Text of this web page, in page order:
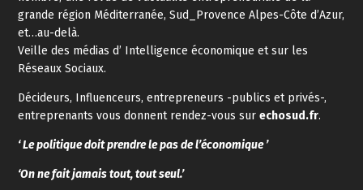
grande région Méditerranée, Sud_Provence Alpes-Côte d’Azur,
et…au-delà.
Veille des médias d’ Intelligence économique et sur les
Réseaux Sociaux.
Décideurs, Influenceurs, entrepreneurs -publics et privés-,
entreprenants vous donnent rendez-vous surechosud.fr.
‘ Le politique doit prendre le pas de l’économique ’
‘On ne fait jamais tout, tout seul.’